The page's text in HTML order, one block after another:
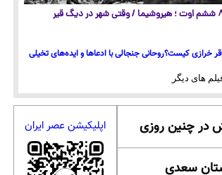
ساعت ۸:۱۵ ششم اوت ؛ هیروشیما / وقتی شهر در دیگ قیر
خرازی کیست؟روحانی جنجالی با ادعاها و ایده‌های تخیلی
های دیگر
سعدی
اپلیکیشن عصر ایران